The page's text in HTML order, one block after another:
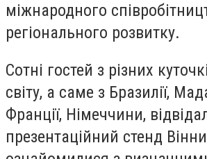
міжнародного
регіонального розвитку.
Сотні гостей з різних
світу, а саме з Бразилії,
Франції, Німеччини,
презентаційний стенд